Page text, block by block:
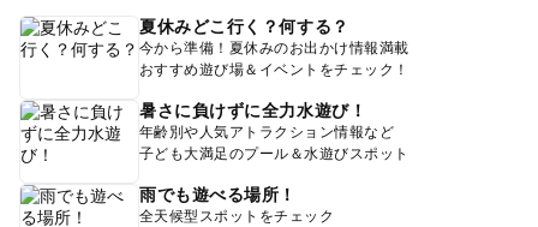
夏休みどこ行く？何する？
今から準備！夏休みのお出かけ情報満載
おすすめ遊び場＆イベントをチェック！
暑さに負けずに全力水遊び！
年齢別や人気アトラクション情報など
子ども大満足のプール＆水遊びスポット
雨でも遊べる場所！
全天候型スポットをチェック